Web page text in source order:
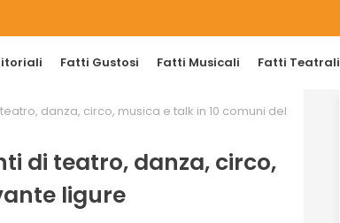
Fatti Gustosi Fatti Musicali Fatti Teatrali
di teatro, danza, circo, musica e talk in 10 comuni del
di teatro, danza, circo,
ligure